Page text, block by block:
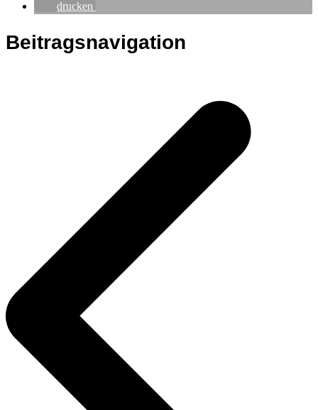
drucken
Beitragsnavigation